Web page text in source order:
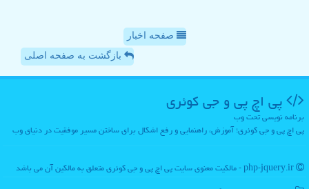
صفحه اخبار
بازگشت به صفحه اصلی
پی اچ پی و جی كوئری
برنامه نویسی تحت وب
پی اچ پی و جی کوئری؛ آموزش، راهنمایی و رفع اشکال برای ساختن مسیر موفقیت در دنیای وب